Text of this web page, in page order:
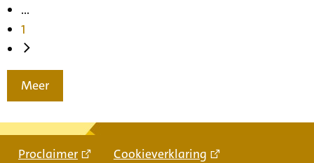
...
1
Meer
Proclaimer Cookieverklaring